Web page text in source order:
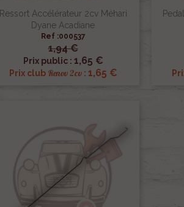
Ressort Accélérateur 2cv Méhari
Dyane Acadiane
Ref :000537
1,94 €
Prix public : 1,65 €
Prix club Renov 2cv: 1,65 €
 Aperçu rapide